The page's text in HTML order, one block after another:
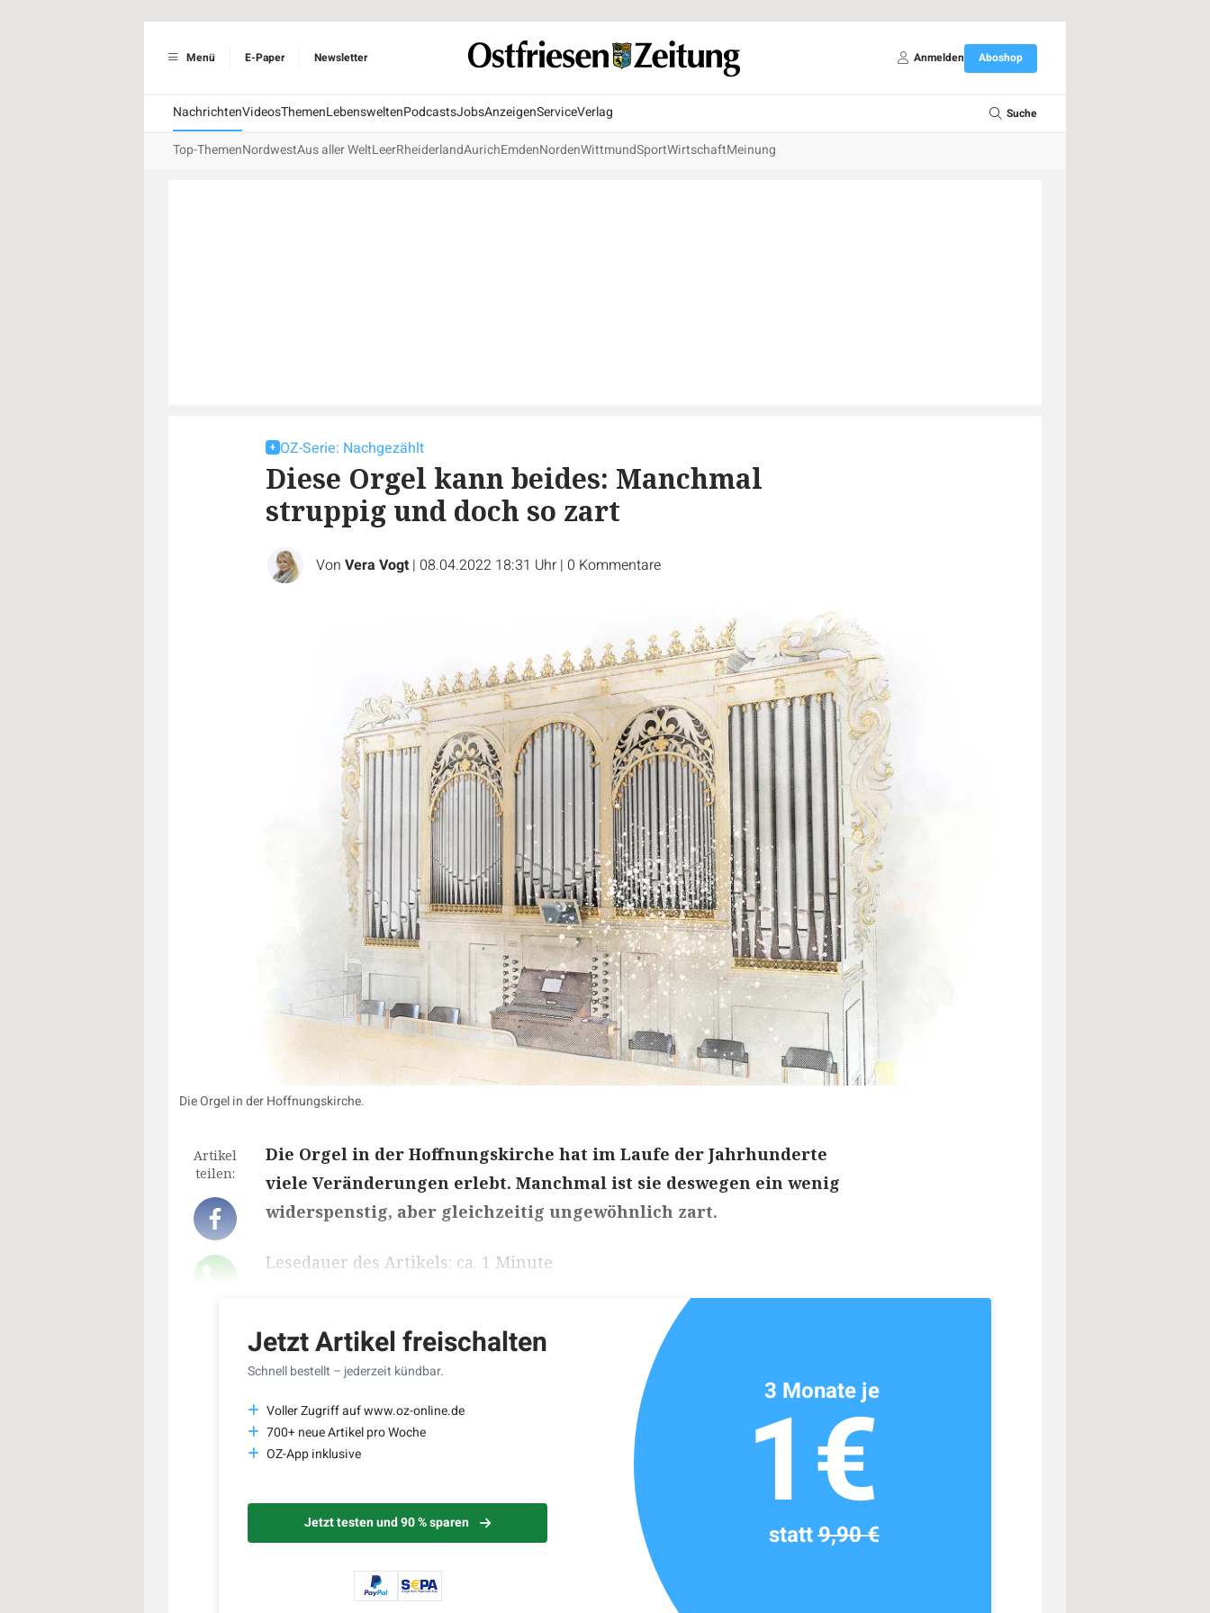
Menü E-Paper Newsletter Anmelden Aboshop
NachrichtenVideosThemenLebensweltenPodcastsJobsAnzeigenServiceVerlag Suche
Top-ThemenNordwestAus aller WeltLeerRheiderlandAurichEmdenNordenWittmundSportWirtschaftMeinung
OZ-Serie: Nachgezählt
Diese Orgel kann beides: Manchmal
struppig und doch so zart
Von Vera Vogt | 08.04.2022 18:31 Uhr | 0 Kommentare
Die Orgel in der Hoffnungskirche.
Artikel
teilen:
Die Orgel in der Hoffnungskirche hat im Laufe der Jahrhunderte
viele Veränderungen erlebt. Manchmal ist sie deswegen ein wenig
widerspenstig, aber gleichzeitig ungewöhnlich zart.
Lesedauer des Artikels: ca. 1 Minute
Jetzt Artikel freischalten
Schnell bestellt – jederzeit kündbar.
Voller Zugriff auf www.oz-online.de
700+ neue Artikel pro Woche
OZ-App inklusive
Jetzt testen und 90 % sparen
3 Monate je
1€
statt9,90 €